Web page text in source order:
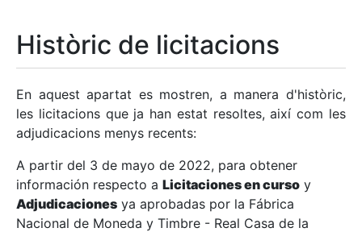
Mostra/Amaga
Mostra/Amaga
Històric de licitacions
En aquest apartat es mostren, a manera d'històric,
les licitacions que ja han estat resoltes, així com les
adjudicacions menys recents:
A partir del 3 de mayo de 2022, para obtener
información respecto a Licitaciones en curso y
Adjudicaciones ya aprobadas por la Fábrica
Nacional de Moneda y Timbre - Real Casa de la